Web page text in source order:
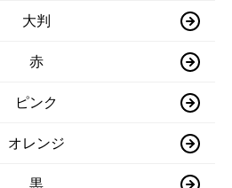
大判
赤
ピンク
オレンジ
黒